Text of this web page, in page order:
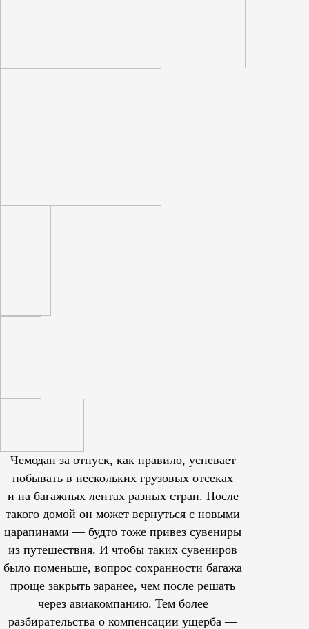
Чемодан за отпуск, как правило, успевает
побывать в нескольких грузовых отсеках
и на багажных лентах разных стран. После
такого домой он может вернуться с новыми
царапинами — будто тоже привез сувениры
из путешествия. И чтобы таких сувениров
было поменьше, вопрос сохранности багажа
проще закрыть заранее, чем после решать
через авиакомпанию. Тем более
разбирательства о компенсации ущерба —